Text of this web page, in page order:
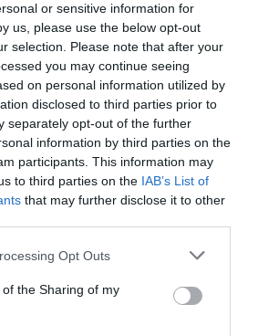
or sensitive information for
us, please use the below opt-out
selection. Please note that after your
you may continue seeing
on personal information utilized by
disclosed to third parties prior to
separately opt-out of the further
information by third parties on the
participants. This information may
to third parties on the IAB’s List of
that may further disclose it to other
app uses one or more Google
or usage behaviour. You may click to
to Google and its third-party tags to
specified purposes in below Google
Opt Outs
the Sharing of my